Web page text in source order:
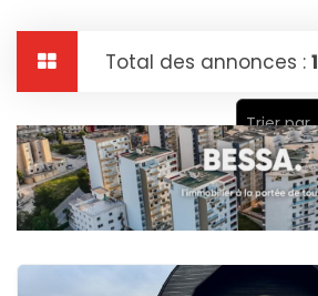
Total des annonces : 1
Trier par